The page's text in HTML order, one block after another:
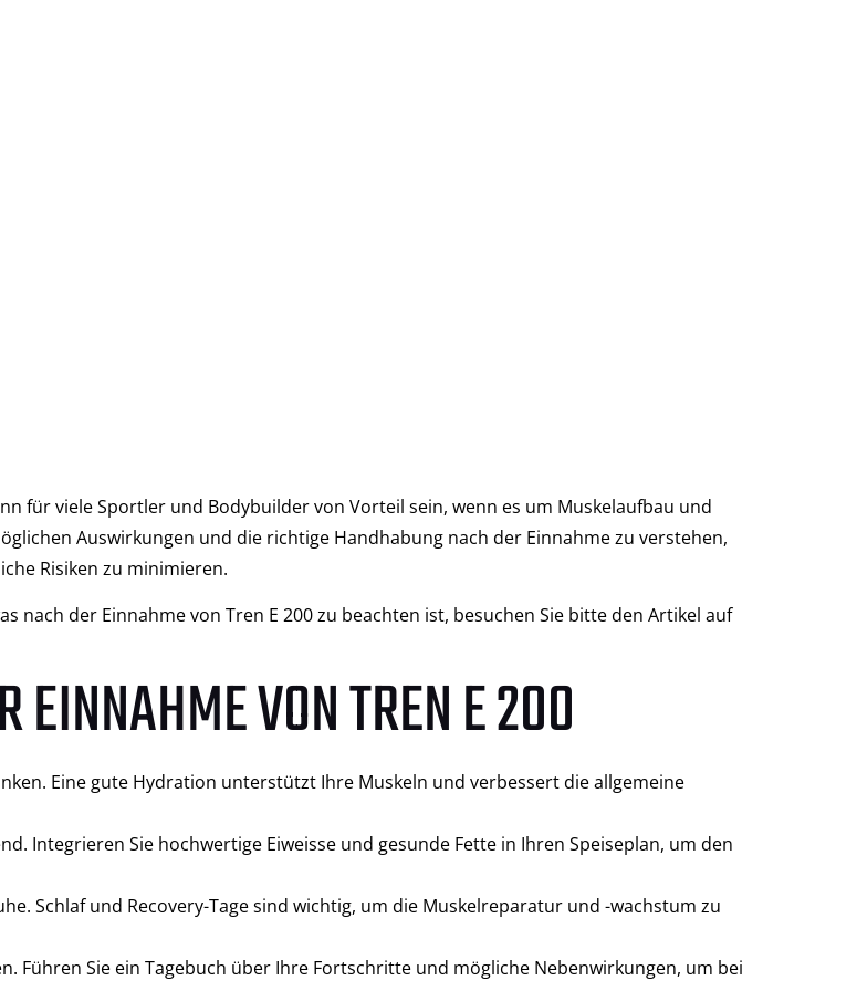
für viele Sportler und Bodybuilder von Vorteil sein, wenn es um Muskelaufbau und
Auswirkungen und die richtige Handhabung nach der Einnahme zu verstehen,
Risiken zu minimieren.
der Einnahme von Tren E 200 zu beachten ist, besuchen Sie bitte den Artikel auf
EINNAHME VON TREN E 200
Eine gute Hydration unterstützt Ihre Muskeln und verbessert die allgemeine
Integrieren Sie hochwertige Eiweisse und gesunde Fette in Ihren Speiseplan, um den
Schlaf und Recovery-Tage sind wichtig, um die Muskelreparatur und -wachstum zu
Führen Sie ein Tagebuch über Ihre Fortschritte und mögliche Nebenwirkungen, um bei